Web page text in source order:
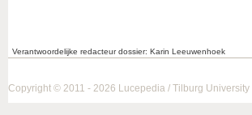
Verantwoordelijke redacteur dossier: Karin Leeuwenhoek
Copyright © 2011 - 2026 Lucepedia / Tilburg University |